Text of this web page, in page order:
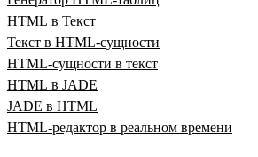
HTML в Текст
Текст в HTML‑сущности
HTML‑сущности в текст
HTML в JADE
JADE в HTML
HTML‑редактор в реальном времени